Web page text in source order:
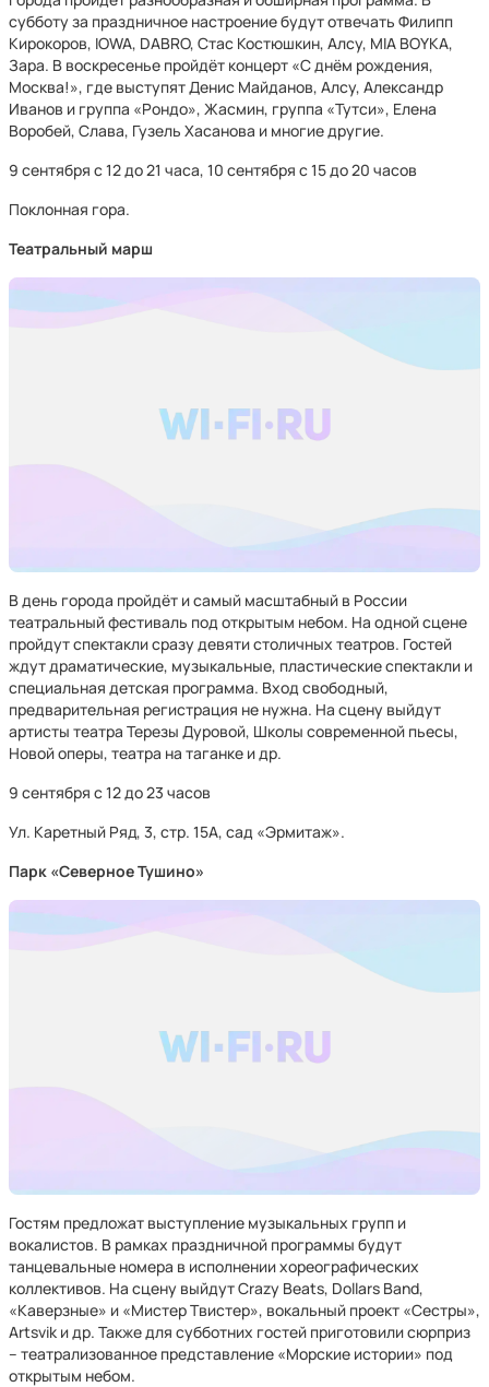
субботу за праздничное настроение будут отвечать Филипп
Кирокоров, IOWA, DABRO, Стас Костюшкин, Алсу, MIA BOYKA,
Зара. В воскресенье пройдёт концерт «С днём рождения,
Москва!», где выступят Денис Майданов, Алсу, Александр
Иванов и группа «Рондо», Жасмин, группа «Тутси», Елена
Воробей, Слава, Гузель Хасанова и многие другие.
9 сентября с 12 до 21 часа, 10 сентября с 15 до 20 часов
Поклонная гора.
Театральный марш
В день города пройдёт и самый масштабный в России
театральный фестиваль под открытым небом. На одной сцене
пройдут спектакли сразу девяти столичных театров. Гостей
ждут драматические, музыкальные, пластические спектакли и
специальная детская программа. Вход свободный,
предварительная регистрация не нужна. На сцену выйдут
артисты театра Терезы Дуровой, Школы современной пьесы,
Новой оперы, театра на таганке и др.
9 сентября с 12 до 23 часов
Ул. Каретный Ряд, 3, стр. 15А, сад «Эрмитаж».
Парк «Северное Тушино»
Гостям предложат выступление музыкальных групп и
вокалистов. В рамках праздничной программы будут
танцевальные номера в исполнении хореографических
коллективов. На сцену выйдут Crazy Beats, Dollars Band,
«Каверзные» и «Мистер Твистер», вокальный проект «Сестры»,
Artsvik и др. Также для субботних гостей приготовили сюрприз
– театрализованное представление «Морские истории» под
открытым небом.